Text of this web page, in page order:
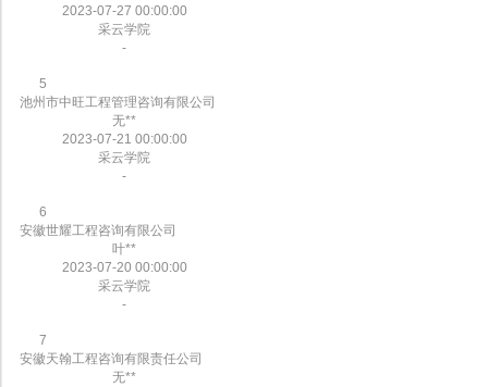
2023-07-27 00:00:00
采云学院
-
5
池州市中旺工程管理咨询有限公司
无**
2023-07-21 00:00:00
采云学院
-
6
安徽世耀工程咨询有限公司
叶**
2023-07-20 00:00:00
采云学院
-
7
安徽天翰工程咨询有限责任公司
无**